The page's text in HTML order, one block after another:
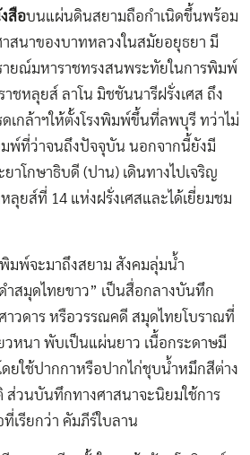
สือบนแผ่นดินสยามถือกำเนิดขึ้นพร้อม
าสนาของบาทหลวงในสมัยอยุธยา มี
ยณ์มหาราชทรงสนพระทัยในการพิมพ์
ชหลุยส์ ลาโน มิชชันนารีฝรั่งเศส ถึง
เกล้าฯให้ตั้งโรงพิมพ์ขึ้นที่ลพบุรี ทว่าไม่
พ์ที่ว่าจนถึงปัจจุบัน นอกจากนี้ยังมี
าโกษาธิบดี (ปาน) เดินทางไปเจริญ
ลุยส์ที่ 14 แห่งฝรั่งเศสและได้เยี่ยมชม
มพ์จะมาถึงสยาม สังคมลุ่มนํ้า
ำสมุดไทยขาว” เป็นสื่อกลางบันทึก
าวดาร หรือวรรณคดี สมุดไทยโบราณที่
วหนา พับเป็นแผ่นยาว เนื้อกระดาษมี
ยใช้ปากกาหรือปากไก่ชุบนํ้าหมึกสีต่าง
ส่วนบันทึกทางศาสนาจะนิยมใช้การ
เรียกว่า คัมภีร์ใบลาน